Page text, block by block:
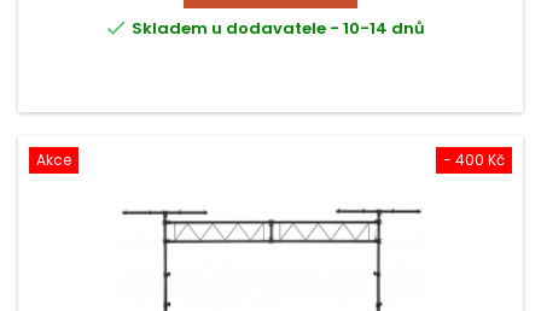
 Skladem u dodavatele - 10-14 dnů
- 400 Kč
Akce